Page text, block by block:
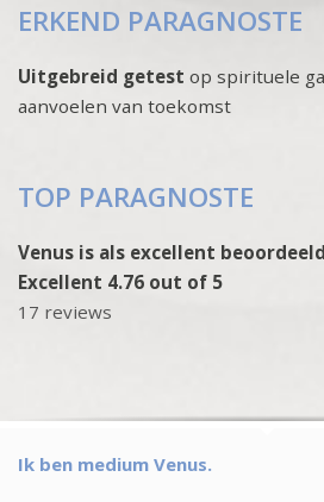
ERKEND PARAGNOSTE
Uitgebreid getest op spirituele
aanvoelen van toekomst
TOP PARAGNOSTE
Venus is als excellent
Excellent 4.76 out of 5
17 reviews
Ik ben medium Venus.